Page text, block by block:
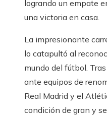
logrando un empate
una victoria en casa.
La impresionante
lo catapultó al
mundo del fútbol.
ante equipos de
Real Madrid y el
condición de gran y